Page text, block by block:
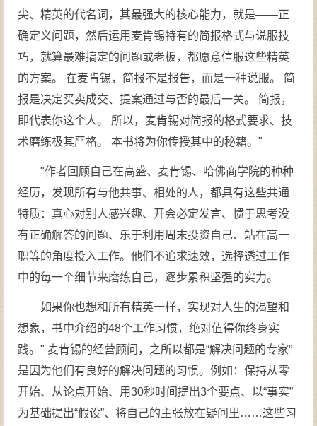
尖、精英的代名词，其最强大的核心能力，就是——正
确定义问题，然后运用麦肯锡特有的简报格式与说服技
巧，就算最难搞定的问题或老板，都愿意信服这些精英
的方案。 在麦肯锡，简报不是报告，而是一种说服。 简
报是决定买卖成交、提案通过与否的最后一关。 简报，
即代表你这个人。 所以，麦肯锡对简报的格式要求、技
术磨练极其严格。 本书将为你传授其中的秘籍。"
"作者回顾自己在高盛、麦肯锡、哈佛商学院的种种
经历，发现所有与他共事、相处的人，都具有这些共通
特质：真心对别人感兴趣、开会必定发言、惯于思考没
有正确解答的问题、乐于利用周末投资自己、站在高一
职等的角度投入工作。他们不追求速效，选择透过工作
中的每一个细节来磨练自己，逐步累积坚强的实力。
如果你也想和所有精英一样，实现对人生的渴望和
想象，书中介绍的48个工作习惯，绝对值得你终身实
践。" 麦肯锡的经营顾问，之所以都是“解决问题的专家”
是因为他们有良好的解决问题的习惯。例如：保持从零
开始、从论点开始、用30秒时间提出3个要点、以“事实”
为基础提出“假设”、将自己的主张放在疑问里……这些习